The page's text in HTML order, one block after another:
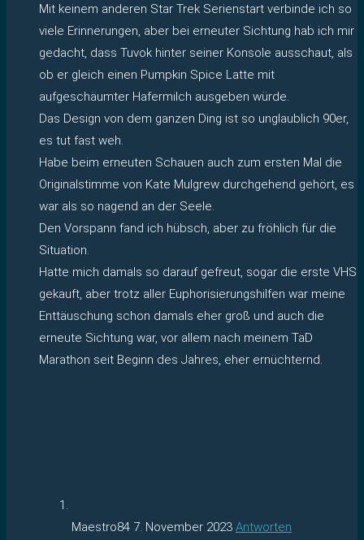
Mit keinem anderen Star Trek Serienstart verbinde ich so
viele Erinnerungen, aber bei erneuter Sichtung hab ich mir
gedacht, dass Tuvok hinter seiner Konsole ausschaut, als
ob er gleich einen Pumpkin Spice Latte mit
aufgeschäumter Hafermilch ausgeben würde.
Das Design von dem ganzen Ding ist so unglaublich 90er,
es tut fast weh.
Habe beim erneuten Schauen auch zum ersten Mal die
Originalstimme von Kate Mulgrew durchgehend gehört, es
war als so nagend an der Seele.
Den Vorspann fand ich hübsch, aber zu fröhlich für die
Situation.
Hatte mich damals so darauf gefreut, sogar die erste VHS
gekauft, aber trotz aller Euphorisierungshilfen war meine
Enttäuschung schon damals eher groß und auch die
erneute Sichtung war, vor allem nach meinem TaD
Marathon seit Beginn des Jahres, eher ernüchternd.
Maestro84 7. November 2023 Antworten